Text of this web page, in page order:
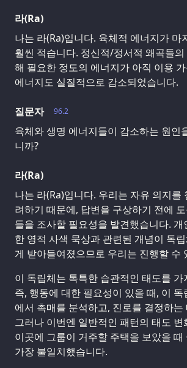
라(Ra)
나는 라(Ra)입니다. 육체적 에너지가 마
훨씬 적습니다. 정신적/정서적 왜곡들
해 필요한 정도의 에너지가 아직 이용
에너지도 실질적으로 감소되었습니다.
96.2
질문자
육체와 생명 에너지들이 감소하는 원인
니까?
라(Ra)
나는 라(Ra)입니다. 우리는 자유 의지를
려하기 때문에, 답변을 구상하기 전에
들을 조사할 필요성을 발견했습니다. 개
한 영적 사색 묵상과 관련된 개념이 독
게 받아들여졌으므로 우리는 진행할 수
이 독립체는 톡특한 습관적인 태도를 가
즉, 행동에 대한 필요성이 있을 때, 이 독
에서 촉매를 분석하고, 진로를 결정하는
그러나 이번엔 일반적인 패턴의 태도
이곳에 그룹이 거주할 주택을 보았을 때
가장 불일치했습니다.